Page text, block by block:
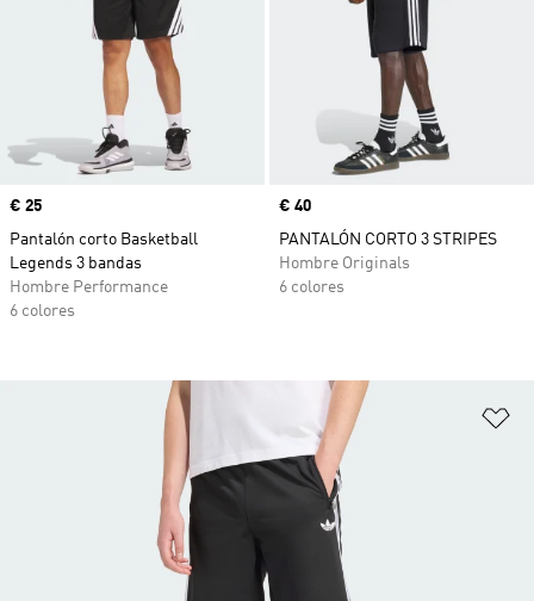
Precio
€ 25
Pantalón corto Basketball
Legends 3 bandas
Hombre Performance
6 colores
Precio
€ 40
PANTALÓN CORTO 3 STRIPES
Hombre Originals
6 colores